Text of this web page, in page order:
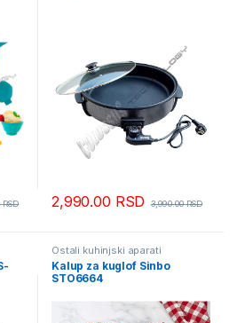
RSD 2,990.00 RSD 3,990.00RSD
Ostali kuhinjski aparati
Kalup za kuglof Sinbo
STO6664